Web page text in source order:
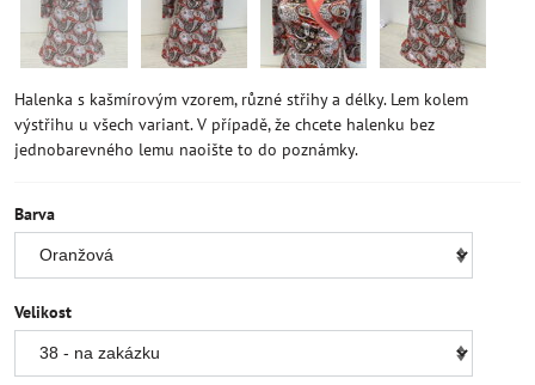
Halenka s kašmírovým vzorem, různé střihy a délky. Lem kolem
výstřihu u všech variant. V případě, že chcete halenku bez
jednobarevného lemu naoište to do poznámky.
Barva
Velikost